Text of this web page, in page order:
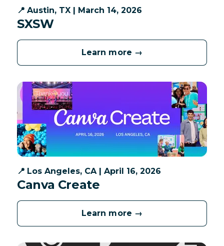
📍 Austin, TX | March 14, 2026
SXSW
Learn more →
📍 Los Angeles, CA | April 16, 2026
Canva Create
Learn more →